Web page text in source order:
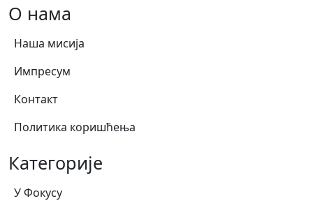
О нама
Наша мисија
Импресум
Контакт
Политика коришћења
Категорије
У Фокусу